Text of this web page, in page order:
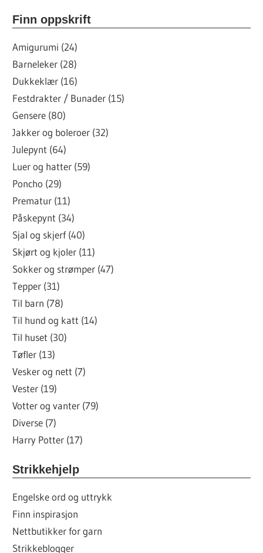
Finn oppskrift
Amigurumi (24)
Barneleker (28)
Dukkeklær (16)
Festdrakter / Bunader (15)
Gensere (80)
Jakker og boleroer (32)
Julepynt (64)
Luer og hatter (59)
Poncho (29)
Prematur (11)
Påskepynt (34)
Sjal og skjerf (40)
Skjørt og kjoler (11)
Sokker og strømper (47)
Tepper (31)
Til barn (78)
Til hund og katt (14)
Til huset (30)
Tøfler (13)
Vesker og nett (7)
Vester (19)
Votter og vanter (79)
Diverse (7)
Harry Potter (17)
Strikkehjelp
Engelske ord og uttrykk
Finn inspirasjon
Nettbutikker for garn
Strikkeblogger